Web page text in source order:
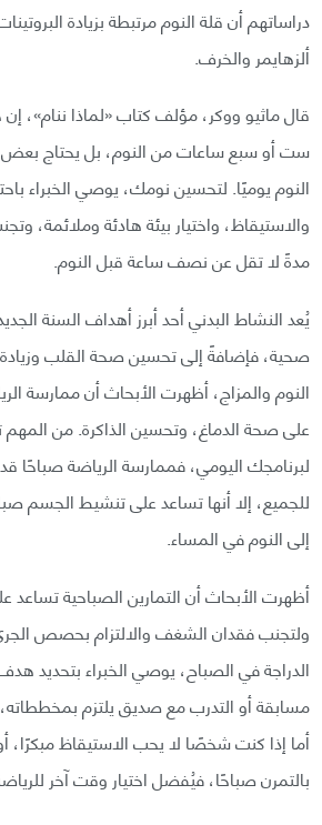
دراساتهم أن قلة النوم مرتبطة بزيادة
ألزهايمر والخرف.
قال ماثيو ووكر، مؤلف كتاب «لماذا ننام»،
النوم يوميًا. لتحسين نومك، يوصي الخبراء
والاستيقاظ، واختيار بيئة هادئة وملائمة،
مدةً لا تقل عن نصف ساعة قبل النوم.
يُعد النشاط البدني أحد أبرز أهداف السنة
صحية، فإضافةً إلى تحسين صحة القلب
النوم والمزاج، أظهرت الأبحاث أن ممارسة
على صحة الدماغ، وتحسين الذاكرة. من المهم
لبرنامجك اليومي، فممارسة الرياضة صباحًا قد
للجميع، إلا أنها تساعد على تنشيط الجسم
إلى النوم في المساء.
أظهرت الأبحاث أن التمارين الصباحية تساعد
ولتجنب فقدان الشغف والالتزام بحصص
الدراجة في الصباح، يوصي الخبراء بتحديد
مسابقة أو التدرب مع صديق يلتزم بمخططاته،
أما إذا كنت شخصًا لا يحب الاستيقاظ
بالتمرن صباحًا، فيُفضل اختيار وقت آخر